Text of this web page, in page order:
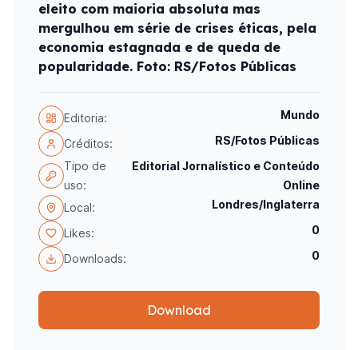
eleito com maioria absoluta mas
mergulhou em série de crises éticas, pela
economia estagnada e de queda de
popularidade. Foto: RS/Fotos Públicas
Editoria: Mundo
Créditos:
RS/Fotos Públicas
Tipo de
uso:
Editorial Jornalístico e Conteúdo
Online
Local:
Londres/Inglaterra
Likes: 0
Downloads: 0
Download